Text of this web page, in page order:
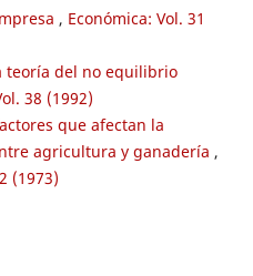
, Económica: Vol. 31
teoría del no equilibrio
38 (1992)
que afectan la
agricultura y ganadería ,
(1973)